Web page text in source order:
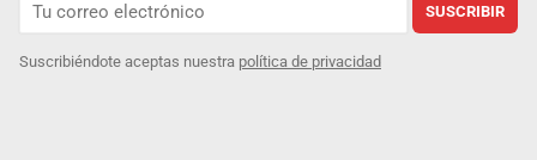
SUSCRIBIR
Suscribiéndote aceptas nuestra política de privacidad